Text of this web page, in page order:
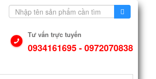
Tư vấn trực tuyến
0934161695 - 0972070838